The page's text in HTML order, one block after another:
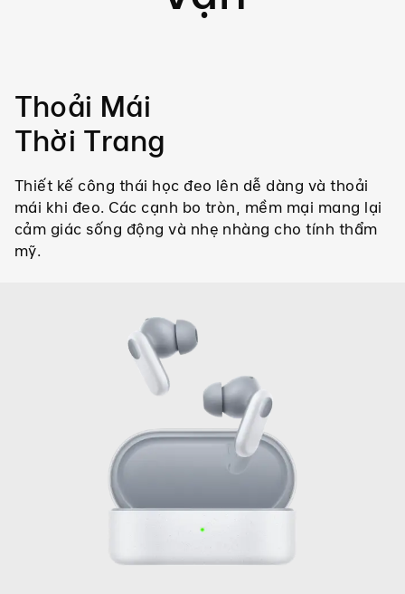
Thoải Mái
Thời Trang
Thiết kế công thái học đeo lên dễ dàng và thoải
mái khi đeo. Các cạnh bo tròn, mềm mại mang lại
cảm giác sống động và nhẹ nhàng cho tính thẩm
mỹ.